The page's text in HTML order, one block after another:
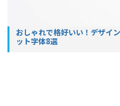
おしゃれで格好いい！デザイ
ット字体8選